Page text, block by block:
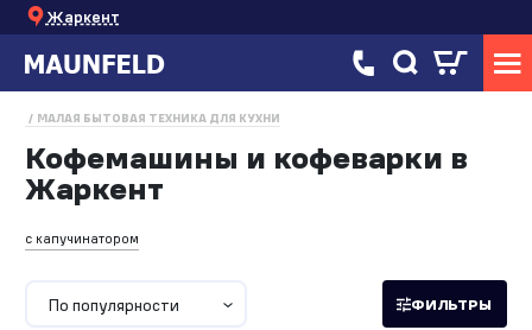
Жаркент
МАЛАЯ БЫТОВАЯ ТЕХНИКА ДЛЯ КУХНИ
Кофемашины и кофеварки в
Жаркент
с капучинатором
По популярности ФИЛЬТРЫ